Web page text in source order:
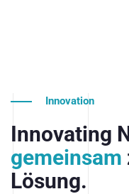
Innovation
Innovating
gemeinsam
Lösung.